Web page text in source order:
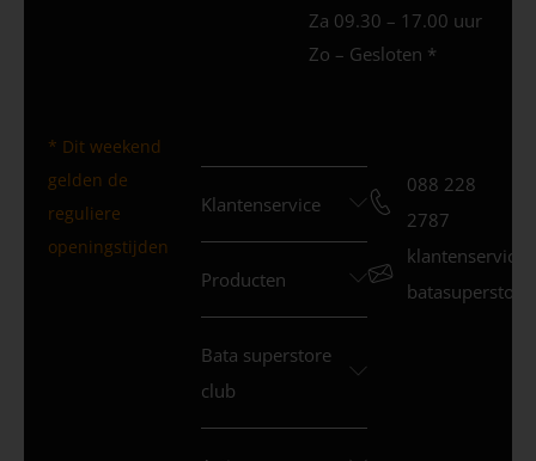
Za 09.30 – 17.00 uur
Zo – Gesloten *
* Dit weekend
gelden de
reguliere
openingstijden
Klantenservice
Producten
Bata superstore
club
088 228
2787